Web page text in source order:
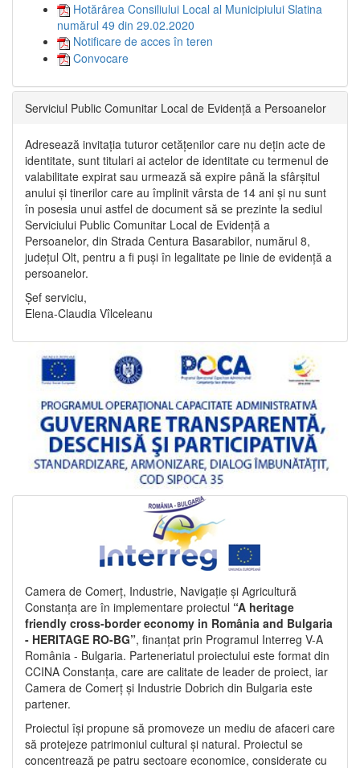
Hotărârea Consiliului Local al Municipiului Slatina
numărul 49 din 29.02.2020
Notificare de acces în teren
Convocare
Serviciul Public Comunitar Local de Evidență a Persoanelor
Adresează invitația tuturor cetățenilor care nu dețin acte de
identitate, sunt titulari ai actelor de identitate cu termenul de
valabilitate expirat sau urmează să expire până la sfârșitul
anului și tinerilor care au împlinit vârsta de 14 ani și nu sunt
în posesia unui astfel de document să se prezinte la sediul
Serviciului Public Comunitar Local de Evidență a
Persoanelor, din Strada Centura Basarabilor, numărul 8,
județul Olt, pentru a fi puși în legalitate pe linie de evidență a
persoanelor.
Șef serviciu,
Elena-Claudia Vîlceleanu
Camera de Comerț, Industrie, Navigație și Agricultură
Constanța are în implementare proiectul “A heritage
friendly cross-border economy in România and Bulgaria
- HERITAGE RO-BG”, finanțat prin Programul Interreg V-A
România - Bulgaria. Parteneriatul proiectului este format din
CCINA Constanța, care are calitate de leader de proiect, iar
Camera de Comerț și Industrie Dobrich din Bulgaria este
partener.
Proiectul își propune să promoveze un mediu de afaceri care
să protejeze patrimoniul cultural și natural. Proiectul se
concentrează pe patru sectoare economice, considerate cu